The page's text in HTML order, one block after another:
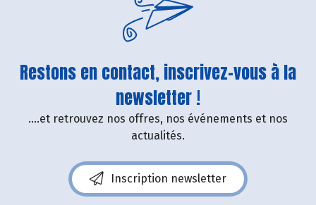
Restons en contact, inscrivez-vous à la
newsletter !
....et retrouvez nos offres, nos événements et nos
actualités.
Inscription newsletter